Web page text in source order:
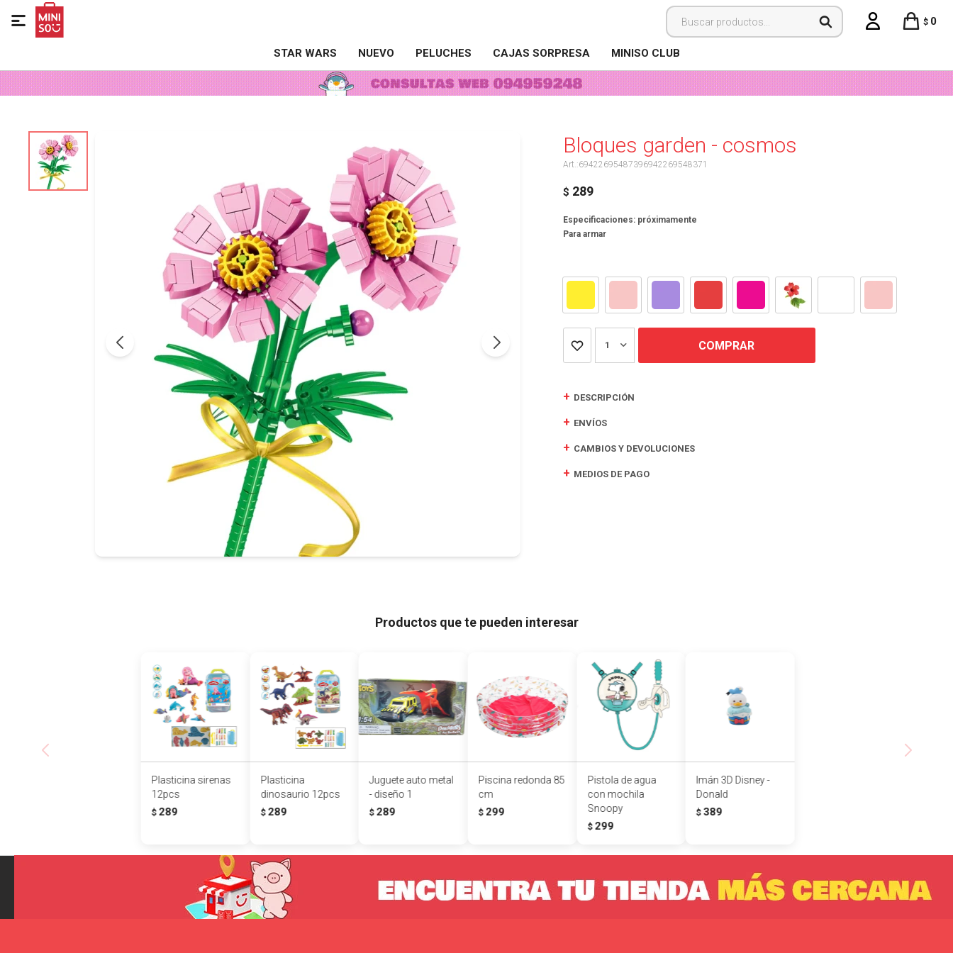
STAR WARS NUEVO PELUCHES CAJAS SORPRESA MINISO CLUB
$ 0

Bloques garden - cosmos
69422695487396942269548371
$ 289
Especificaciones: próximamente
Para armar
1 COMPRAR
DESCRIPCIÓN
ENVÍOS
CAMBIOS Y DEVOLUCIONES
MEDIOS DE PAGO
Productos que te pueden interesar
Plasticina sirenas
12pcs
$ 289
Plasticina
dinosaurio 12pcs
$ 289
Juguete auto metal
- diseño 1
$ 289
Piscina redonda 85
cm
$ 299
Pistola de agua
con mochila
Snoopy
$ 299
Imán 3D Disney -
Donald
$ 389